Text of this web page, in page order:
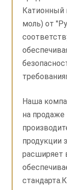
Катионный
моль) от
Наша
на продаже
продукции
расширяет